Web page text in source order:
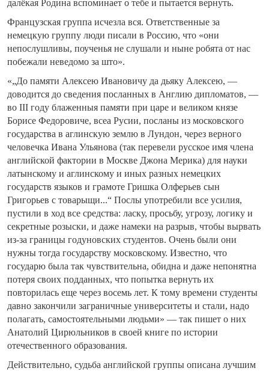
далёкая Родина вспоминает о тебе и пытается вернуть.
Французская группа исчезла вся. Ответственные за
немецкую группу люди писали в Россию, что «они
непослушливы, поученья не слушали и ныне робята от нас
побежали неведомо за што».
«„До памяти Алексею Ивановичу да дьяку Алексею, —
доводится до сведения посланных в Англию дипломатов, —
во III году блаженныя памяти при царе и великом князе
Борисе Федоровиче, всеа Русии, посланы из московского
государства в аглинскую землю в Лундон, через верного
человечка Ивана Ульянова (так перевели русское имя члена
английской фактории в Москве Джона Мерика) для науки
латынскому и аглинскому и иных разных немецких
государств языков и грамоте Гришка Олферьев сын
Григорьев с товарыщи...“ Послы употребили все усилия,
пустили в ход все средства: ласку, просьбу, угрозу, логику и
секретные розыски, и даже намеки на разрыв, чтобы вырвать
из-за границы годуновских студентов. Очень были они
нужны тогда государству московскому. Известно, что
государю была так чувствительна, обидна и даже непонятна
потеря своих подданных, что попытка вернуть их
повторилась еще через восемь лет. К тому времени студенты
давно закончили заграничные университеты и стали, надо
полагать, самостоятельными людьми» — так пишет о них
Анатолий Цирюльников в своей книге по истории
отечественного образования.
Действительно, судьба английской группы описана лучшим